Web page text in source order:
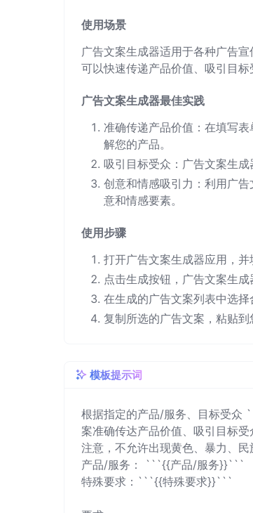
使用场景
广告文案生成器适用于各种广告
可以快速传递产品价值、吸引目标
广告文案生成器最佳实践
准确传递产品价值：在填写
解您的产品。
吸引目标受众：广告文案生
创意和情感吸引力：利用广
意和情感要素。
使用步骤
打开广告文案生成器应用，并
点击生成按钮，广告文案生成
在生成的广告文案列表中选
复制所选的广告文案，粘贴到
模板提示词
根据指定的产品/服务、目标受
案准确传达产品价值、吸引目标受
注意，不允许出现黄色、暴力、民
产品/服务： ```{{产品/服务}}```
特殊要求：```{{特殊要求}}```